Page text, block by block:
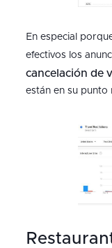
En especial
efectivos los
cancelación de
están en su punto